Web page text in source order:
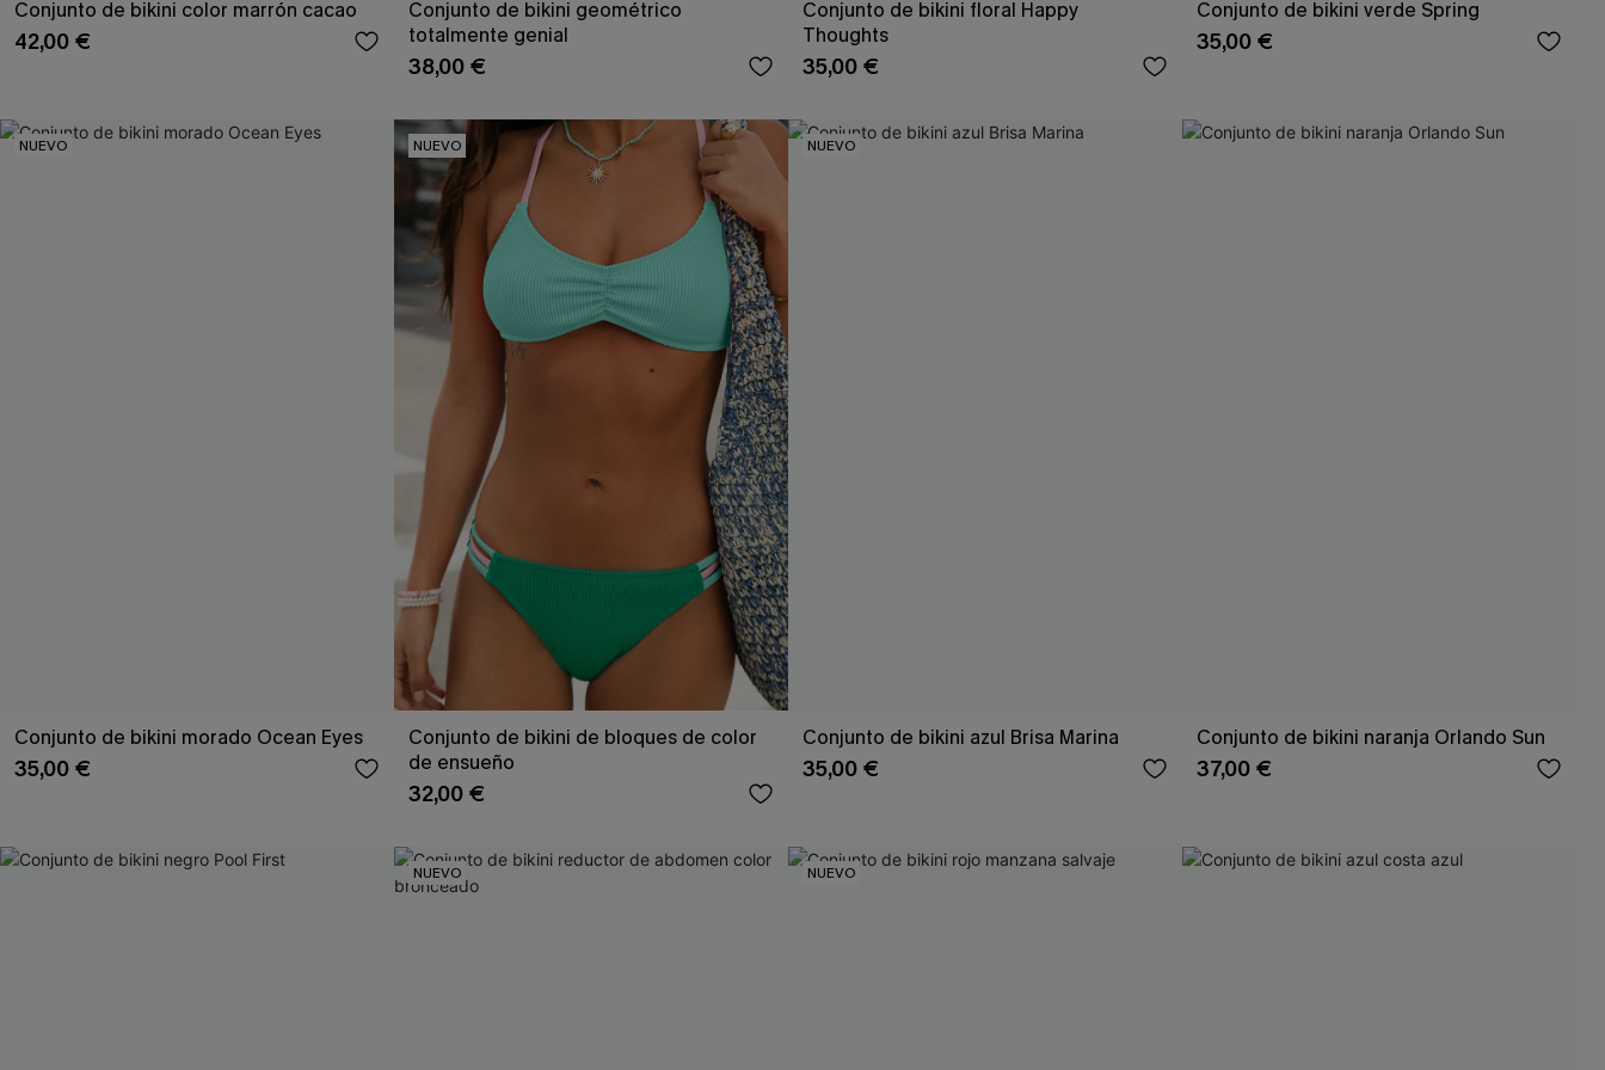
Conjunto de bikini color marrón cacao
42,00 €
Conjunto de bikini geométrico
totalmente genial
38,00 €
Conjunto de bikini floral Happy
Thoughts
35,00 €
Conjunto de bikini verde Spring
35,00 €
NUEVO
Conjunto de bikini morado Ocean Eyes
35,00 €
NUEVO
Conjunto de bikini de bloques de color
de ensueño
32,00 €
NUEVO
Conjunto de bikini azul Brisa Marina
35,00 €
Conjunto de bikini naranja Orlando Sun
37,00 €
NUEVO NUEVO